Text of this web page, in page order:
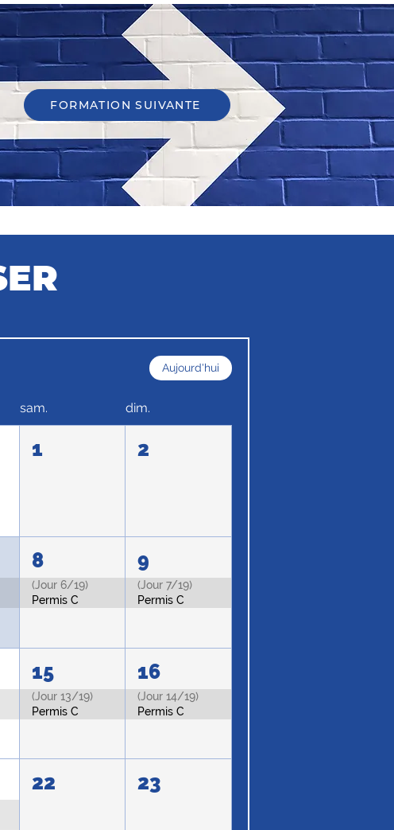
FORMATION SUIVANTE
Aujourd'hui
sam. dim.
1 2
8
(Jour 6/19)
Permis C
9
(Jour 7/19)
Permis C
15
(Jour 13/19)
Permis C
16
(Jour 14/19)
Permis C
22 23